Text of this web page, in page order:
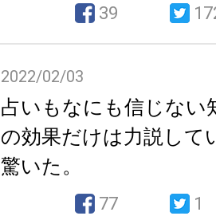
39
2022/02/03
占いもなにも信じない
の効果だけは力説して
驚いた。
77 1